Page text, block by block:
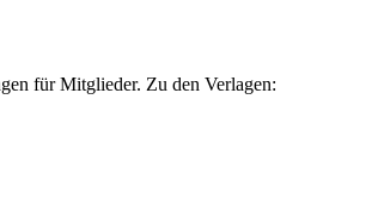
für Mitglieder. Zu den Verlagen: